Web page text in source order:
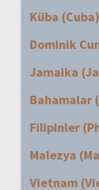
Küba (Cuba)
Dominik
Jamaika
Bahamalar
Filipinler
Malezya
Vietnam